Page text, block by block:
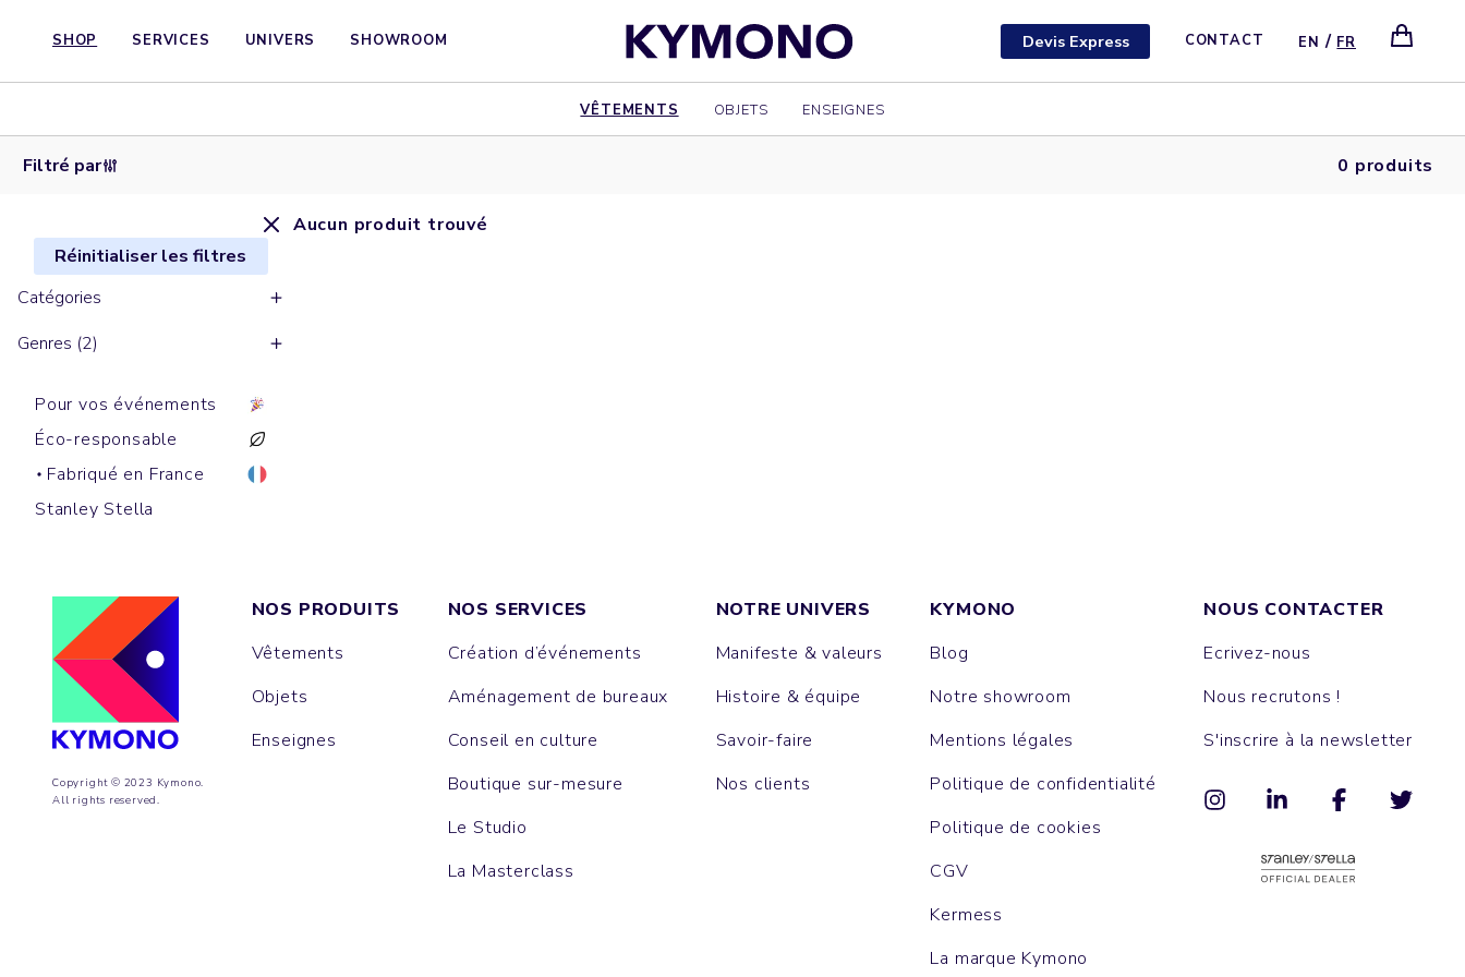
SHOP SERVICES UNIVERS SHOWROOM Devis Express CONTACT EN / FR
VÊTEMENTS OBJETS ENSEIGNES
Filtré par 0 produits
Réinitialiser les filtres
Catégories
Genres (2)
Pour vos événements
Éco-responsable
Fabriqué en France
Stanley Stella
Aucun produit trouvé
Copyright © 2023 Kymono.
All rights reserved.
NOS PRODUITS
Vêtements
Objets
Enseignes
NOS SERVICES
Création d’événements
Aménagement de bureaux
Conseil en culture
Boutique sur-mesure
Le Studio
La Masterclass
NOTRE UNIVERS
Manifeste & valeurs
Histoire & équipe
Savoir-faire
Nos clients
KYMONO
Blog
Notre showroom
Mentions légales
Politique de confidentialité
Politique de cookies
CGV
Kermess
La marque Kymono
NOUS CONTACTER
Ecrivez-nous
Nous recrutons !
S'inscrire à la newsletter